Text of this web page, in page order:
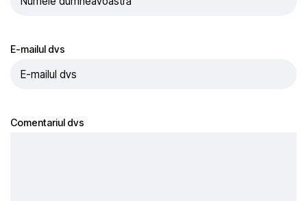
E-mailul dvs
Comentariul dvs